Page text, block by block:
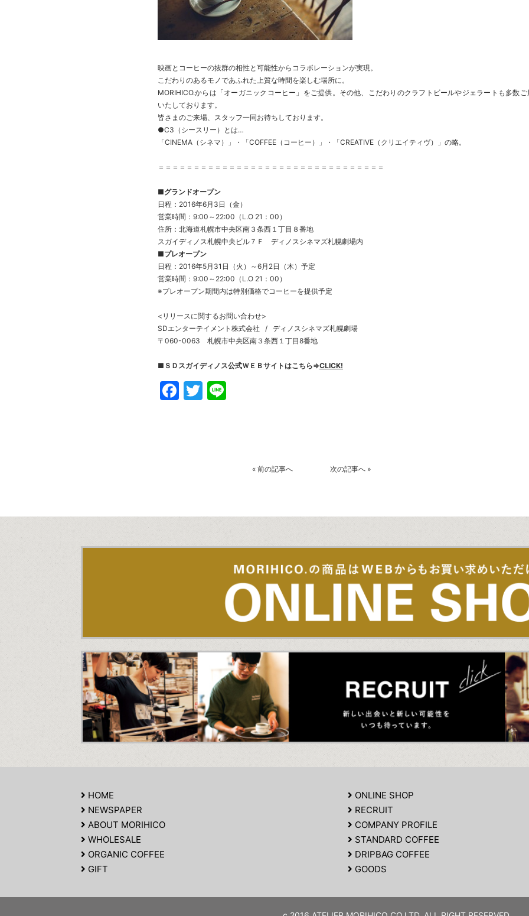
映画とコーヒーの抜群の相性と可能性からコラボレーションが実現。
こだわりのあるモノであふれた上質な時間を楽しむ場所に。
MORIHICO.からは「オーガニックコーヒー」をご提供。その他、こだわりのクラフトビールやジェラートも多数ご
いたしております。
皆さまのご来場、スタッフ一同お待ちしております。
●C3（シースリー）とは…
「CINEMA（シネマ）」・「COFFEE（コーヒー）」・「CREATIVE（クリエイティヴ）」の略。
＝＝＝＝＝＝＝＝＝＝＝＝＝＝＝＝＝＝＝＝＝＝＝＝＝＝＝＝＝＝＝＝
■グランドオープン
日程：2016年6月3日（金）
営業時間：9:00～22:00（L.O 21：00）
住所：北海道札幌市中央区南３条西１丁目８番地
スガイディノス札幌中央ビル７Ｆ ディノスシネマズ札幌劇場内
■プレオープン
日程：2016年5月31日（火）～6月2日（木）予定
営業時間：9:00～22:00（L.O 21：00）
※プレオープン期間内は特別価格でコーヒーを提供予定
<リリースに関するお問い合わせ>
SDエンターテイメント株式会社 / ディノスシネマズ札幌劇場
〒060-0063 札幌市中央区南３条西１丁目8番地
■ＳＤスガイディノス公式ＷＥＢサイトはこちら⇒CLICK!
Facebook
Twitter
« 前の記事へ 次の記事へ»
HOME
NEWSPAPER
ABOUT MORIHICO
WHOLESALE
ORGANIC COFFEE
GIFT
ONLINE SHOP
RECRUIT
COMPANY PROFILE
STANDARD COFFEE
DRIPBAG COFFEE
GOODS